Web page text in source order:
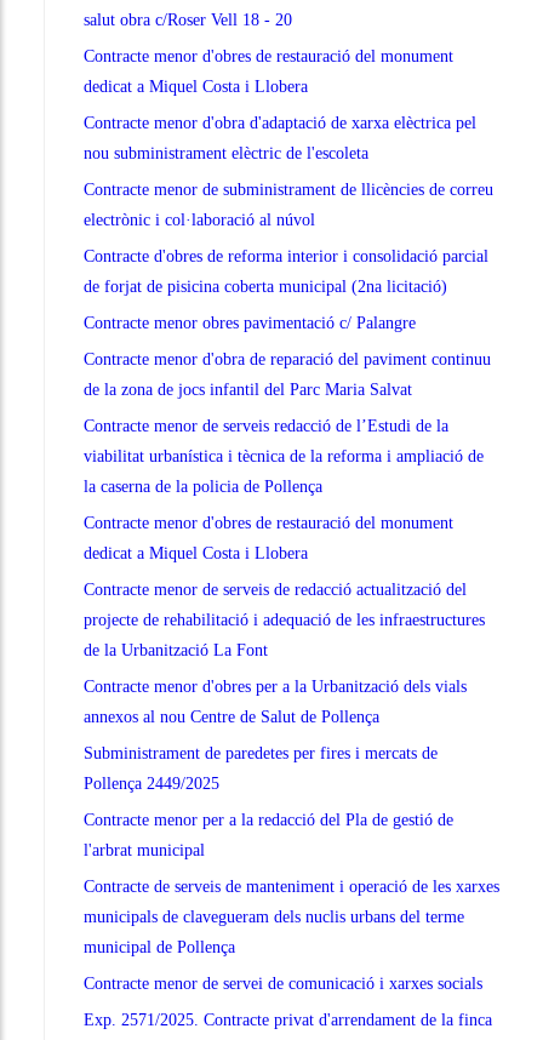
salut obra c/Roser Vell 18 - 20
Contracte menor d'obres de restauració del monument
dedicat a Miquel Costa i Llobera
Contracte menor d'obra d'adaptació de xarxa elèctrica pel
nou subministrament elèctric de l'escoleta
Contracte menor de subministrament de llicències de correu
electrònic i col·laboració al núvol
Contracte d'obres de reforma interior i consolidació parcial
de forjat de pisicina coberta municipal (2na licitació)
Contracte menor obres pavimentació c/ Palangre
Contracte menor d'obra de reparació del paviment continuu
de la zona de jocs infantil del Parc Maria Salvat
Contracte menor de serveis redacció de l’Estudi de la
viabilitat urbanística i tècnica de la reforma i ampliació de
la caserna de la policia de Pollença
Contracte menor d'obres de restauració del monument
dedicat a Miquel Costa i Llobera
Contracte menor de serveis de redacció actualització del
projecte de rehabilitació i adequació de les infraestructures
de la Urbanització La Font
Contracte menor d'obres per a la Urbanització dels vials
annexos al nou Centre de Salut de Pollença
Subministrament de paredetes per fires i mercats de
Pollença 2449/2025
Contracte menor per a la redacció del Pla de gestió de
l'arbrat municipal
Contracte de serveis de manteniment i operació de les xarxes
municipals de clavegueram dels nuclis urbans del terme
municipal de Pollença
Contracte menor de servei de comunicació i xarxes socials
Exp. 2571/2025. Contracte privat d'arrendament de la finca